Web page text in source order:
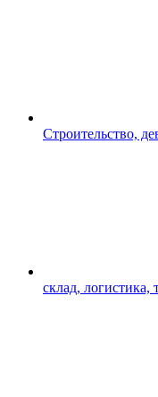
Строительство,
склад, логистика,